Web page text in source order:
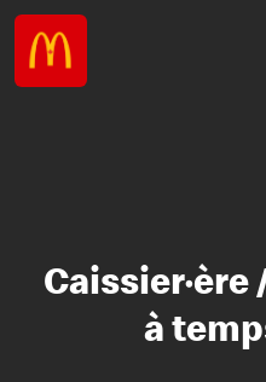
Caissier·ère
à